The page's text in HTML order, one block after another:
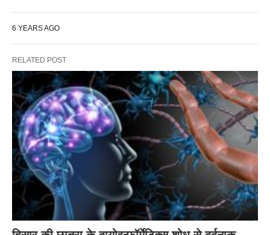
6 YEARS AGO
RELATED POST